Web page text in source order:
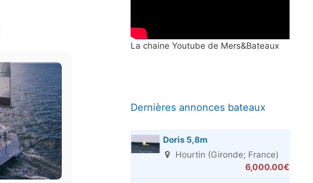
La chaine Youtube de Mers&Bateaux
Dernières annonces bateaux
Doris 5,8m
Hourtin (Gironde; France)
6,000.00€